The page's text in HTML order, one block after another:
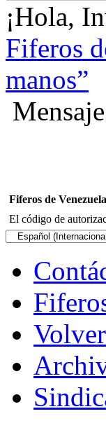
¡Hola,
Fiferos
manos”
Fiferos de
El código de